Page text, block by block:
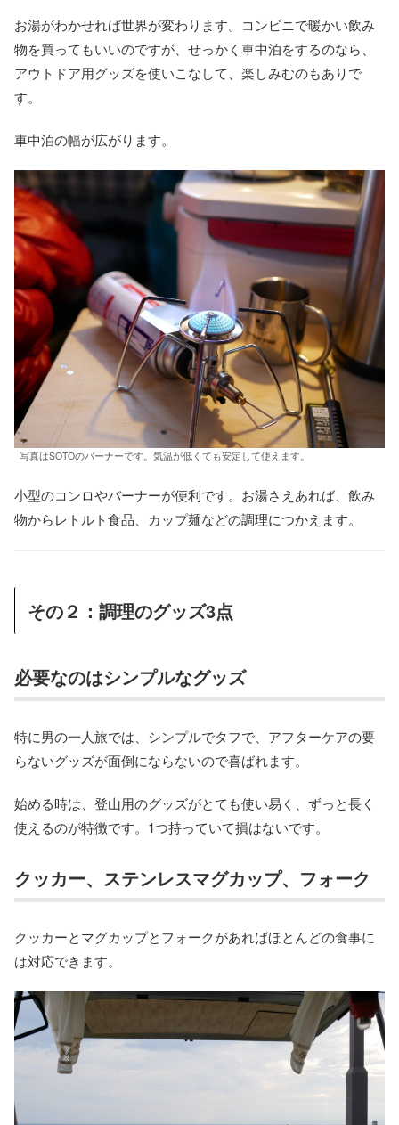
お湯がわかせれば世界が変わります。コンビニで暖かい飲み
物を買ってもいいのですが、せっかく車中泊をするのなら、
アウトドア用グッズを使いこなして、楽しみむのもありで
す。
車中泊の幅が広がります。
写真はSOTOのバーナーです。気温が低くても安定して使えます。
小型のコンロやバーナーが便利です。お湯さえあれば、飲み
物からレトルト食品、カップ麺などの調理につかえます。
その２：調理のグッズ3点
必要なのはシンプルなグッズ
特に男の一人旅では、シンプルでタフで、アフターケアの要
らないグッズが面倒にならないので喜ばれます。
始める時は、登山用のグッズがとても使い易く、ずっと長く
使えるのが特徴です。1つ持っていて損はないです。
クッカー、ステンレスマグカップ、フォーク
クッカーとマグカップとフォークがあればほとんどの食事に
は対応できます。